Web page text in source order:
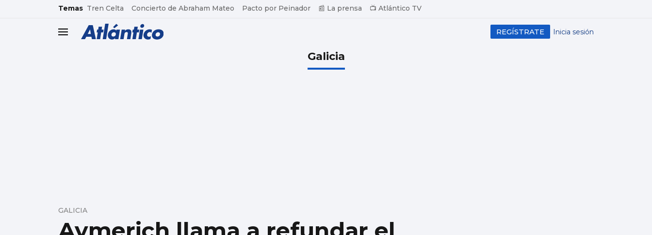
common.go-to-content
Temas Tren Celta Concierto de Abraham Mateo Pacto por Peinador 📰 La prensa 📺 Atlántico TV
header.menu.open Inicia sesión
REGÍSTRATE
Galicia
GALICIA